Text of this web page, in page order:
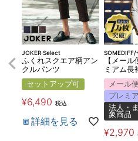
JOKER Select
ふくれスクエア柄アン
クルパンツ
セットアップ可
¥6,490 税込
詳細を見る
SOMEDIFF/
【メー
ミアム長
メール
プレミ
法人・
象商品
¥2,970